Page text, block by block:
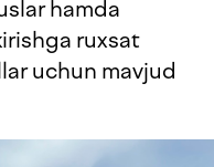
hamda
ruxsat
uchun mavjud